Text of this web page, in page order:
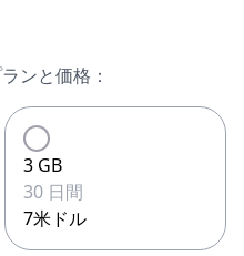
ンと価格：
3 GB
30 日間
7米ドル